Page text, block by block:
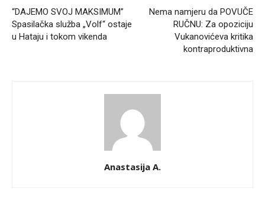
“DAJEMO SVOJ MAKSIMUM”
Spasilačka služba „Volf“ ostaje
u Hataju i tokom vikenda
Nema namjeru da POVUČE
RUČNU: Za opoziciju
Vukanovićeva kritika
kontraproduktivna
Anastasija A.